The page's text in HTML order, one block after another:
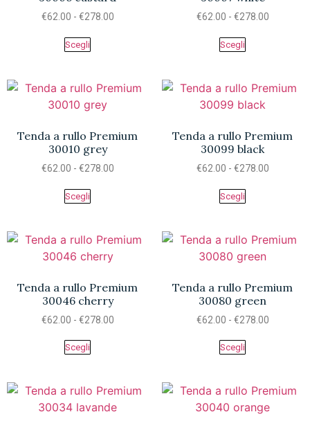
€62.00 - €278.00
Scegli
€62.00 - €278.00
Scegli
Tenda a rullo Premium
30010 grey
€62.00 - €278.00
Scegli
Tenda a rullo Premium
30099 black
€62.00 - €278.00
Scegli
Tenda a rullo Premium
30046 cherry
€62.00 - €278.00
Scegli
Tenda a rullo Premium
30080 green
€62.00 - €278.00
Scegli